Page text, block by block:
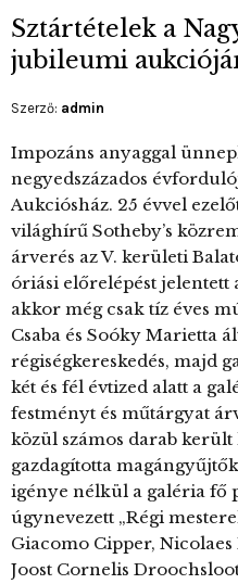
Sztártételek a
jubileumi
Szerző: admin
Impozáns anyaggal
negyedszázados
Aukciósház. 25 évvel
világhírű Sotheby’s
árverés az V. kerületi
óriási előrelépést jelentett
akkor még csak tíz éves
Csaba és Soóky Marietta
régiségkereskedés, majd
két és fél évtized alatt a
festményt és műtárgyat
közül számos darab
gazdagította
igénye nélkül a galéria fő
úgynevezett „Régi
Giacomo Cipper,
Joost Cornelis